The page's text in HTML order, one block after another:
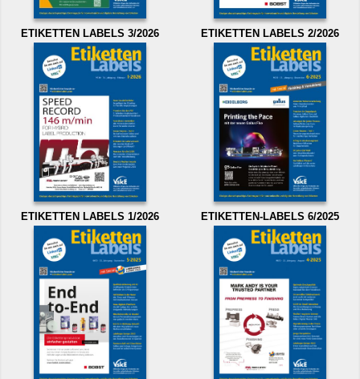
ETIKETTEN LABELS 3/2026 ETIKETTEN LABELS 2/2026
ETIKETTEN LABELS 1/2026 ETIKETTEN-LABELS 6/2025